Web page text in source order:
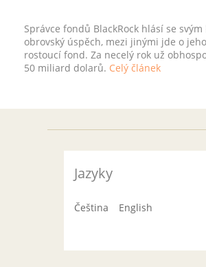
Správce fondů BlackRock hlásí se
obrovský úspěch, mezi jinými jde o
rostoucí fond. Za necelý rok už
50 miliard dolarů. Celý článek
Jazyky
Čeština English